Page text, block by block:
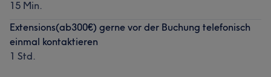
15 Min.
Extensions(ab300€) gerne vor der Buchung telefonisch
einmal kontaktieren
1 Std.